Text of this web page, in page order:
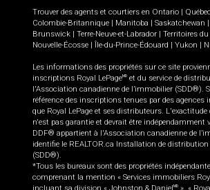
Trouver des agents et courtiers en Ontario | Québec
Colombie-Britannique | Manitoba | Saskatchewan |
Brunswick | Terre-Neuve-et-Labrador | Territoires
Nouvelle-Écosse | Île-du-Prince-Édouard | Yukon |
Les informations des propriétés sur ce site
inscriptions Royal LePageMD et du service de
l'Association canadienne de l’immobilier (SDD®).
référence des inscriptions tenues par des agences
que Royal LePage et ses distributeurs.
n'est pas garantie et devrait être indépendamment
DDF® appartient à l'Association canadienne de
identifie le REALTOR.ca Installation de distribution
(SDD®).
*Tous les bureaux sont des propriétés
comprenant la mention « Services immobiliers
incluant sa division « Johnston & DanielMD », «